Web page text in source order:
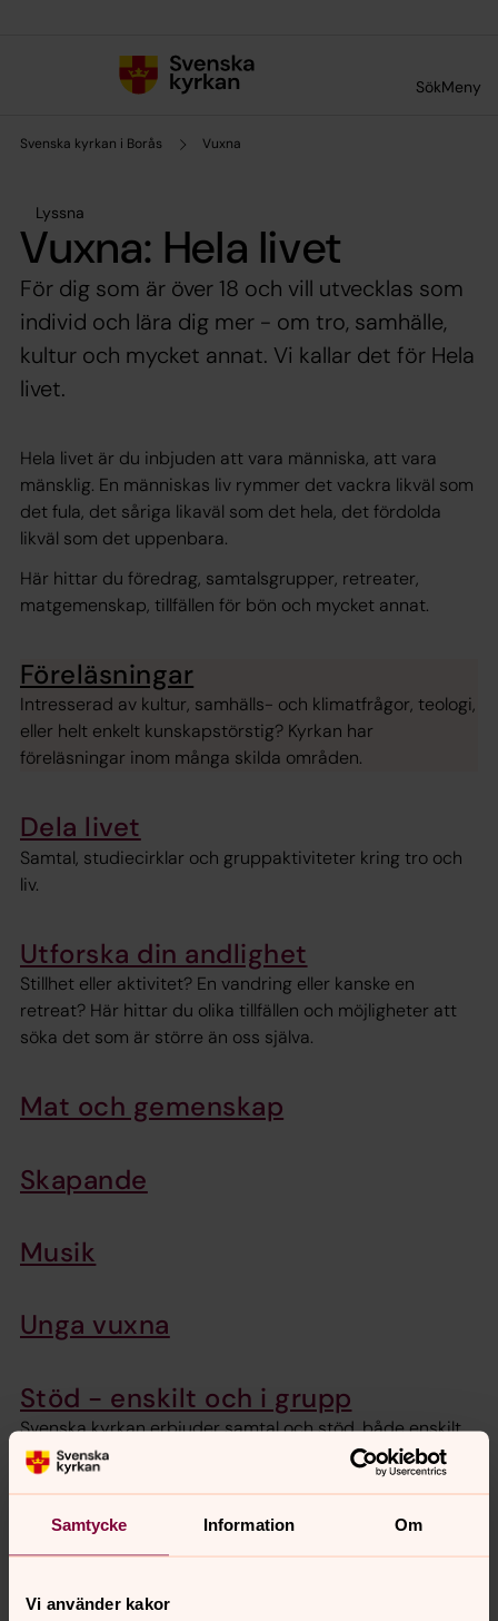
Samtycke Information Om
Vi använder kakor
SökMeny
Svenska kyrkan i Borås Vuxna
Lyssna
Vuxna: Hela livet
För dig som är över 18 och vill utvecklas som
individ och lära dig mer - om tro, samhälle,
kultur och mycket annat. Vi kallar det för Hela
livet.
Hela livet är du inbjuden att vara människa, att vara
mänsklig. En människas liv rymmer det vackra likväl som
det fula, det såriga likaväl som det hela, det fördolda
likväl som det uppenbara.
Här hittar du föredrag, samtalsgrupper, retreater,
matgemenskap, tillfällen för bön och mycket annat.
Föreläsningar
Intresserad av kultur, samhälls- och klimatfrågor, teologi,
eller helt enkelt kunskapstörstig? Kyrkan har
föreläsningar inom många skilda områden.
Dela livet
Samtal, studiecirklar och gruppaktiviteter kring tro och
liv.
Utforska din andlighet
Stillhet eller aktivitet? En vandring eller kanske en
retreat? Här hittar du olika tillfällen och möjligheter att
söka det som är större än oss själva.
Mat och gemenskap
Skapande
Musik
Unga vuxna
Stöd - enskilt och i grupp
Svenska kyrkan erbjuder samtal och stöd, både enskilt
och i grupp. I samtalen kan du möta diakon, präst och
kurator.
Gör en insats
behöver bli fler! Det finns en mängd olika uppgifter för